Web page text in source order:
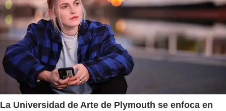
La Universidad de Arte de Plymouth se enfoca en